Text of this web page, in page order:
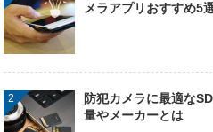
メラアプリおすすめ5
防犯カメラに最適な
量やメーカーとは